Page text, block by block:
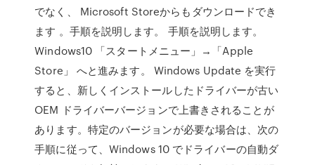
でなく、 Microsoft Storeからもダウンロードでき
ます 。手順を説明します。 手順を説明します。
Windows10 「スタートメニュー」→「Apple
Store」 へと進みます。 Windows Update を実行
すると、新しくインストールしたドライバーが古い
OEM ドライバーバージョンで上書きされることが
あります。特定のバージョンが必要な場合は、次の
手順に従って、Windows 10 でドライバーの自動ダ